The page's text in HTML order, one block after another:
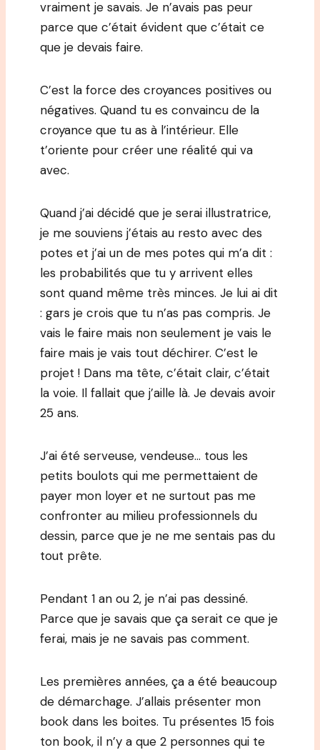
vraiment je savais. Je n’avais pas peur
parce que c’était évident que c’était ce
que je devais faire.
C’est la force des croyances positives ou
négatives. Quand tu es convaincu de la
croyance que tu as à l’intérieur. Elle
t’oriente pour créer une réalité qui va
avec.
Quand j’ai décidé que je serai illustratrice,
je me souviens j’étais au resto avec des
potes et j’ai un de mes potes qui m’a dit :
les probabilités que tu y arrivent elles
sont quand même très minces. Je lui ai dit
: gars je crois que tu n’as pas compris. Je
vais le faire mais non seulement je vais le
faire mais je vais tout déchirer. C’est le
projet ! Dans ma tête, c’était clair, c’était
la voie. Il fallait que j’aille là. Je devais avoir
25 ans.
J’ai été serveuse, vendeuse… tous les
petits boulots qui me permettaient de
payer mon loyer et ne surtout pas me
confronter au milieu professionnels du
dessin, parce que je ne me sentais pas du
tout prête.
Pendant 1 an ou 2, je n’ai pas dessiné.
Parce que je savais que ça serait ce que je
ferai, mais je ne savais pas comment.
Les premières années, ça a été beaucoup
de démarchage. J’allais présenter mon
book dans les boites. Tu présentes 15 fois
ton book, il n’y a que 2 personnes qui te